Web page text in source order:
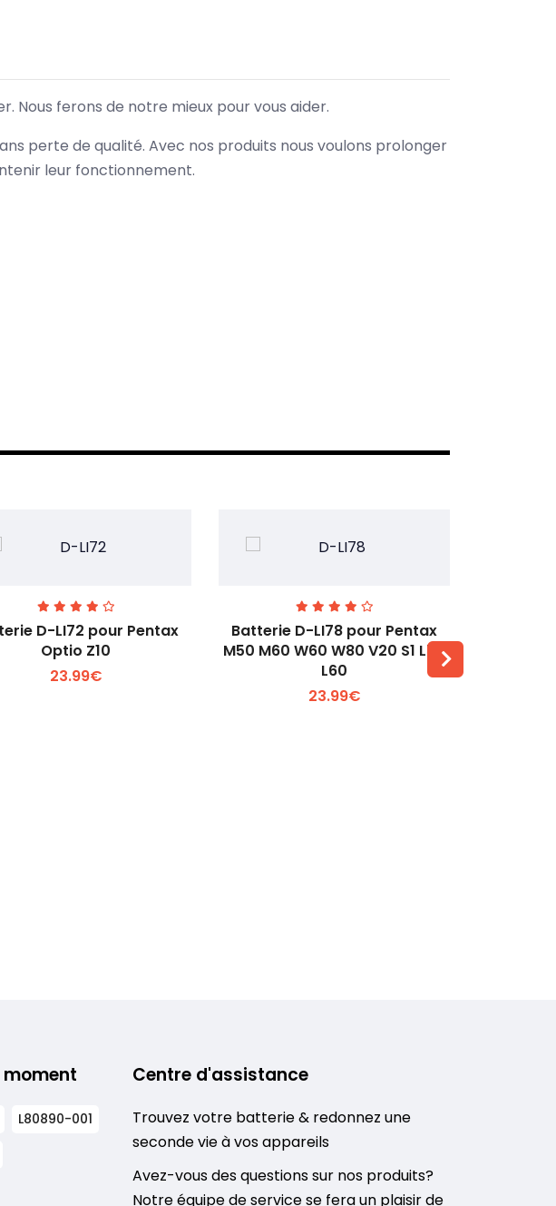
Nous ferons de notre mieux pour vous aider.
perte de qualité. Avec nos produits nous voulons prolonger
leur fonctionnement.
Voir plus +
D-LI72 pour Pentax
Optio Z10
23.99€
Voir plus +
Batterie D-LI78 pour Pentax
M50 M60 W60 W80 V20 S1 L50
L60
23.99€
moment
L80890-001
Centre d'assistance
Trouvez votre batterie & redonnez une
seconde vie à vos appareils
Avez-vous des questions sur nos produits?
Notre équipe de service se fera un plaisir de